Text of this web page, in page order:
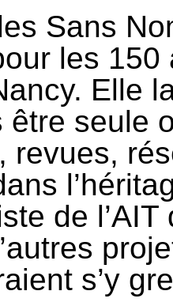
Sans
les 150
Elle
être seule
revues,
de
s’y